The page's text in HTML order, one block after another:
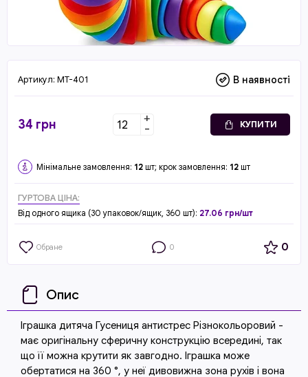
Артикул: MT-401 В наявності
34 грн +
- КУПИТИ
Мінімальне замовлення: 12 шт; крок замовлення: 12 шт
ГУРТОВА ЦІНА:
Від одного ящика (30 упаковок/ящик, 360 шт): 27.06 грн/шт
Обране 0 0
Опис
Іграшка дитяча Гусениця антистрес Різнокольоровий -
має оригінальну сферичну конструкцію всередині, так
що її можна крутити як завгодно. Іграшка може
обертатися на 360 °, у неї дивовижна зона рухів і вона